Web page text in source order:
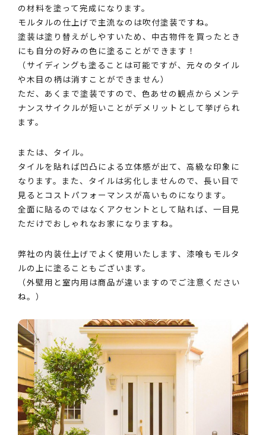
の材料を塗って完成になります。
モルタルの仕上げで主流なのは吹付塗装ですね。
塗装は塗り替えがしやすいため、中古物件を買ったとき
にも自分の好みの色に塗ることができます！
（サイディングも塗ることは可能ですが、元々のタイル
や木目の柄は消すことができません）
ただ、あくまで塗装ですので、色あせの観点からメンテ
ナンスサイクルが短いことがデメリットとして挙げられ
ます。
または、タイル。
タイルを貼れば凹凸による立体感が出て、高級な印象に
なります。また、タイルは劣化しませんので、長い目で
見るとコストパフォーマンスが高いものになります。
全面に貼るのではなくアクセントとして貼れば、一目見
ただけでおしゃれなお家になりますね。
弊社の内装仕上げでよく使用いたします、漆喰もモルタ
ルの上に塗ることもございます。
（外壁用と室内用は商品が違いますのでご注意ください
ね。）